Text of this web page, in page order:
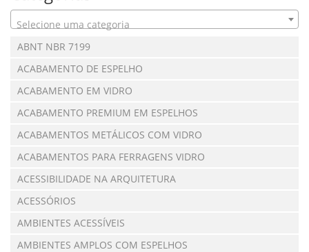
Selecione uma categoria
ABNT NBR 7199
ACABAMENTO DE ESPELHO
ACABAMENTO EM VIDRO
ACABAMENTO PREMIUM EM ESPELHOS
ACABAMENTOS METÁLICOS COM VIDRO
ACABAMENTOS PARA FERRAGENS VIDRO
ACESSIBILIDADE NA ARQUITETURA
ACESSÓRIOS
AMBIENTES ACESSÍVEIS
AMBIENTES AMPLOS COM ESPELHOS